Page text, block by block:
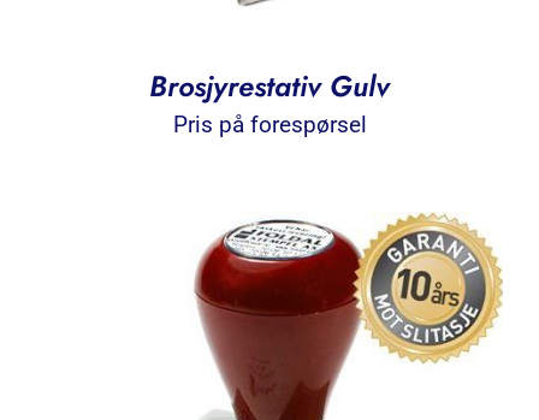
Brosjyrestativ Gulv
Pris på forespørsel